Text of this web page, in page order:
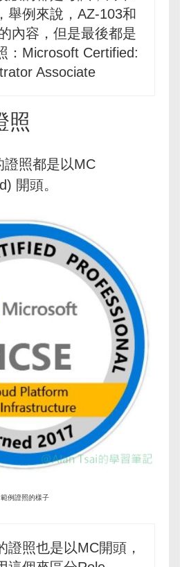
舉例來說，AZ-103和
內容，但是最後都是
：Microsoft Certified:
Associate
照
證照都是以MC
開頭。
範例證照的樣子
證照也是以MC開頭，